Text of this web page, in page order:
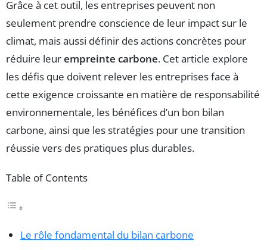
Grâce à cet outil, les entreprises peuvent non
seulement prendre conscience de leur impact sur le
climat, mais aussi définir des actions concrètes pour
réduire leurempreinte carbone. Cet article explore
les défis que doivent relever les entreprises face à
cette exigence croissante en matière de responsabilité
environnementale, les bénéfices d’un bon bilan
carbone, ainsi que les stratégies pour une transition
réussie vers des pratiques plus durables.
Table of Contents
Le rôle fondamental du bilan carbone